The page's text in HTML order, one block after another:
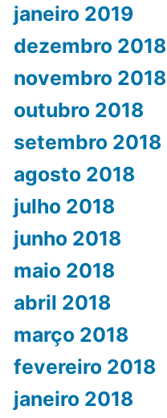
janeiro 2019
dezembro 2018
novembro 2018
outubro 2018
setembro 2018
agosto 2018
julho 2018
junho 2018
maio 2018
abril 2018
março 2018
fevereiro 2018
janeiro 2018